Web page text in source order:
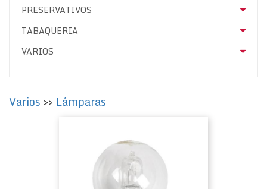
PRESERVATIVOS
TABAQUERIA
VARIOS
Varios >> Lámparas